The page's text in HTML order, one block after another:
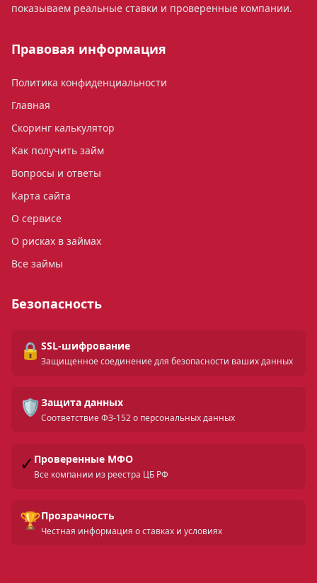
показываем реальные ставки и проверенные компании.
Правовая информация
Политика конфиденциальности
Главная
Скоринг калькулятор
Как получить займ
Вопросы и ответы
Карта сайта
О сервисе
О рисках в займах
Все займы
Безопасность
🔒 SSL-шифрование
Защищенное соединение для безопасности ваших данных
🛡️ Защита данных
Соответствие ФЗ-152 о персональных данных
✓ Проверенные МФО
Все компании из реестра ЦБ РФ
🏆Прозрачность
Честная информация о ставках и условиях